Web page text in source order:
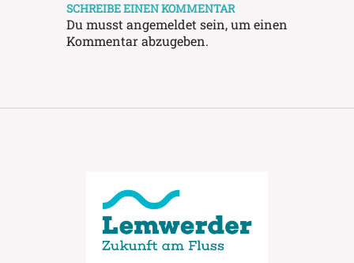
SCHREIBE EINEN KOMMENTAR
Du musst angemeldet sein, um einen
Kommentar abzugeben.